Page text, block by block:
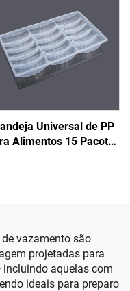
Universal de PP
Alimentos 15 Pacotes
vazamento são
projetadas para
aquelas com
ideais para preparo